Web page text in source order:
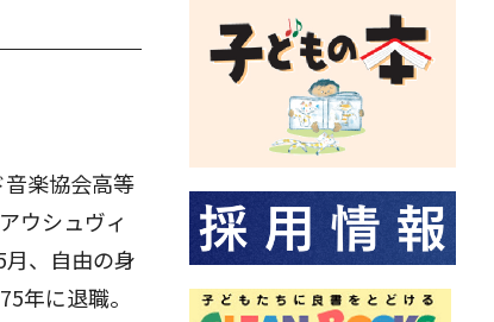
楽協会高等
ウシュヴィ
、自由の身
年に退職。